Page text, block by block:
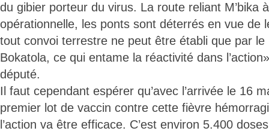
du gibier porteur du virus. La route reliant M’bika
opérationnelle, les ponts sont déterrés en vue de
tout convoi terrestre ne peut être établi que par le
Bokatola, ce qui entame la réactivité dans
député.
Il faut cependant espérer qu’avec l’arrivée le 16
premier lot de vaccin contre cette fièvre
l’action va être efficace. C’est environ 5.400